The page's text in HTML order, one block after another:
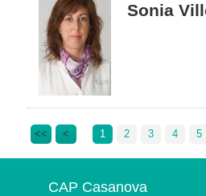
Sonia
<< < 1 2 3 4 5
CAP Casanova